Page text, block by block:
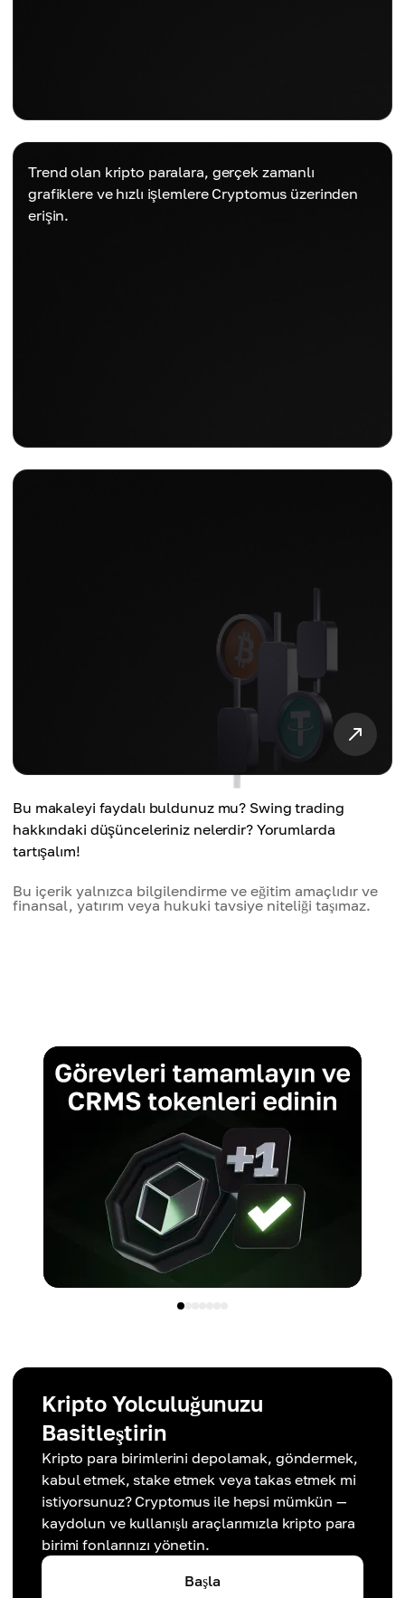
Trend olan kripto paralara, gerçek zamanlı
grafiklere ve hızlı işlemlere Cryptomus üzerinden
erişin.
Bu makaleyi faydalı buldunuz mu? Swing trading
hakkındaki düşünceleriniz nelerdir? Yorumlarda
tartışalım!
Bu içerik yalnızca bilgilendirme ve eğitim amaçlıdır ve
finansal, yatırım veya hukuki tavsiye niteliği taşımaz.
Kripto Yolculuğunuzu
Basitleştirin
Kripto para birimlerini depolamak, göndermek,
kabul etmek, stake etmek veya takas etmek mi
istiyorsunuz? Cryptomus ile hepsi mümkün —
kaydolun ve kullanışlı araçlarımızla kripto para
birimi fonlarınızı yönetin.
Başla